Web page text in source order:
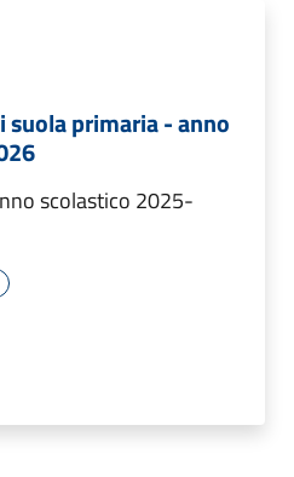
primaria - anno
scolastico 2025-